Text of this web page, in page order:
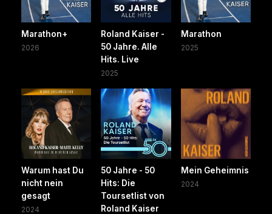
Marathon+
2026
Roland Kaiser -
50 Jahre. Alle
Hits. Live
2025
Marathon
2025
Warum hast Du
nicht nein
gesagt
2024
50 Jahre - 50
Hits: Die
Toursetlist von
Roland Kaiser
Mein Geheimnis
2024